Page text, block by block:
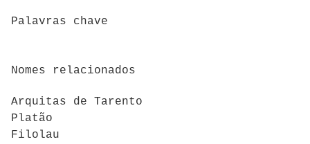
Palavras chave
Nomes relacionados
Arquitas de Tarento
Platão
Filolau